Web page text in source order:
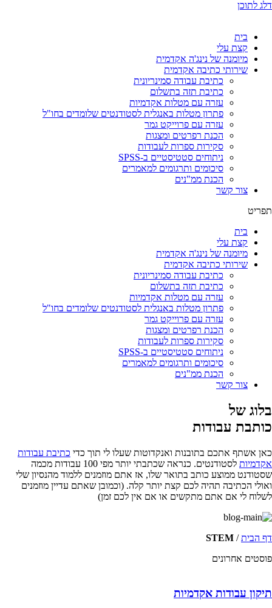
דלג לתוכן
בית
קצת עלי
מיומנה של נינג'ה אקדמית
שירותי כתיבה אקדמית
כתיבת עבודה סמינריונית
כתיבת תזה בתשלום
עזרה עם מטלות אקדמיות
פתרון מטלות באנגלית לסטודנטים שלומדים בחו"ל
עזרה עם פרוייקט גמר
הכנת רפרטים ומצגות
סקירות ספרות לעבודות
ניתוחים סטטיסטיים ב-SPSS
סיכומים ותרגומים למאמרים
הכנת ממ"נים
צור קשר
תפריט
בית
קצת עלי
מיומנה של נינג'ה אקדמית
שירותי כתיבה אקדמית
כתיבת עבודה סמינריונית
כתיבת תזה בתשלום
עזרה עם מטלות אקדמיות
פתרון מטלות באנגלית לסטודנטים שלומדים בחו"ל
עזרה עם פרוייקט גמר
הכנת רפרטים ומצגות
סקירות ספרות לעבודות
ניתוחים סטטיסטיים ב-SPSS
סיכומים ותרגומים למאמרים
הכנת ממ"נים
צור קשר
בלוג של
כותבת עבודות
כאן אשתף אתכם בתובנות ואנקדוטות שעלו לי תוך כדי כתיבת עבודות
אקדמיות
לסטודנטים. כנראה שכתבתי יותר מפי 100 עבודות מכמה
שסטודנט ממוצע כותב בתואר שלו, אז אתם מוזמנים ללמוד מהנסיון שלי
ואולי הכתיבה תהיה לכם קצת יותר קלה. (וכמובן שאתם עדיין מוזמנים
לשלוח לי אם אתם מתקשים או אם אין לכם זמן)
דף הבית/
STEM
פוסטים אחרונים
תיקון עבודות אקדמיות